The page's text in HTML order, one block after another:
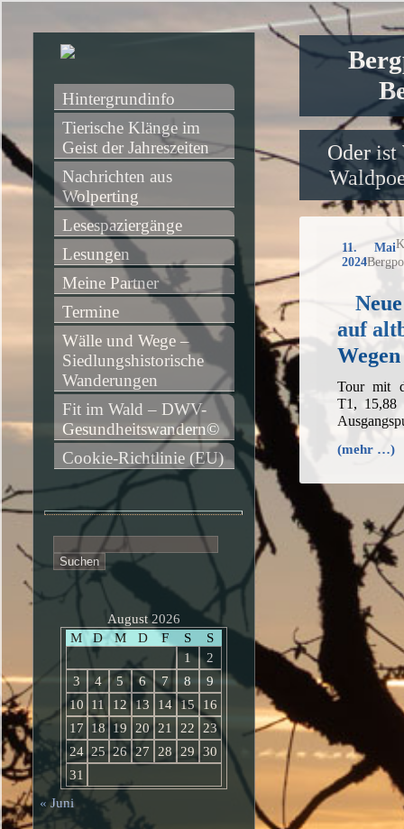
Oder ist
11. Mai
2024
auf
Wegen
Tour mit
T1,
(mehr …)
Hintergrundinfo
Tierische Klänge im
Geist der Jahreszeiten
Nachrichten aus
Wolperting
Lesespaziergänge
Lesungen
Meine Partner
Termine
Wälle und Wege –
Siedlungshistorische
Wanderungen
Fit im Wald – DWV-
Gesundheitswandern©
Cookie-Richtlinie (EU)
nach:
August 2026
M
D M D F S
S
1
2
3
4 5 6 7 8
9
10
11 12 13 14 15
16
17
18 19 20 21 22
23
24 25 26 27 28 29
30
31
« Juni